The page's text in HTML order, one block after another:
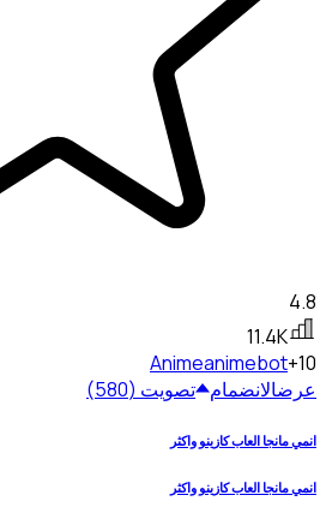
4.8
11.4K
Animeanimebot+10
عرضالانضمام تصويت (580)
انمي مانجا العاب كازينو واكثر
انمي مانجا العاب كازينو واكثر